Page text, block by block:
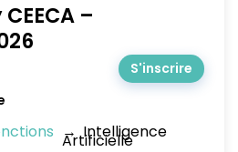
–
S'inscrire
→ Intelligence
Artificielle